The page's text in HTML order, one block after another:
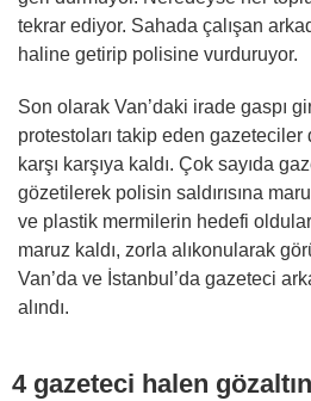
tekrar ediyor. Sahada çalışan
haline getirip polisine vurduruyor.
Son olarak Van’daki irade gaspı
protestoları takip eden gazeteciler
karşı karşıya kaldı. Çok sayıda
gözetilerek polisin saldırısına
ve plastik mermilerin hedefi
maruz kaldı, zorla alıkonularak
Van’da ve İstanbul’da gazeteci
alındı.
4 gazeteci halen